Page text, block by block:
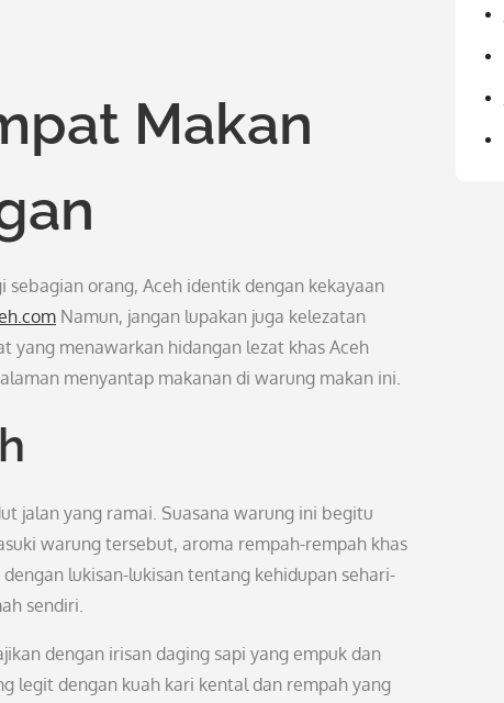
Makan
orang, Aceh identik dengan kekayaan
Namun, jangan lupakan juga kelezatan
yang menawarkan hidangan lezat khas Aceh
menyantap makanan di warung makan ini.
jalan yang ramai. Suasana warung ini begitu
warung tersebut, aroma rempah-rempah khas
lukisan-lukisan tentang kehidupan sehari-
sendiri.
dengan irisan daging sapi yang empuk dan
legit dengan kuah kari kental dan rempah yang